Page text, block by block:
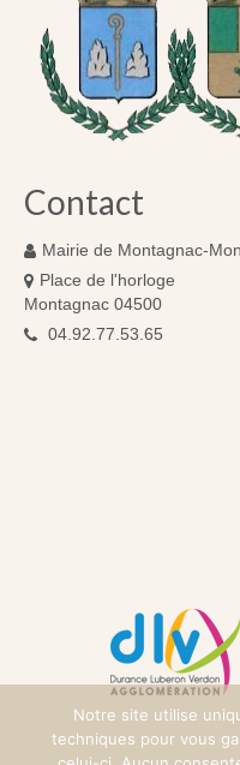
Contact
Mairie de Montagnac-
Place de l'horloge
Montagnac 04500
04.92.77.53.65
Notre site utilise
techniques pour vous